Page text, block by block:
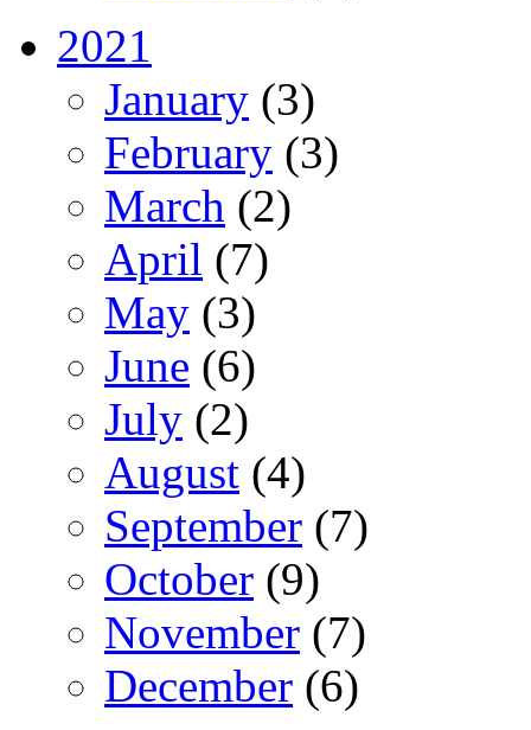
2021
January (3)
February (3)
March (2)
April (7)
May (3)
June (6)
July (2)
August (4)
September (7)
October (9)
November (7)
December (6)